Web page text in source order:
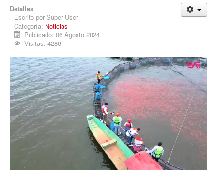
Detalles
Escrito por Super User
Categoría: Noticias
Publicado: 06 Agosto 2024
Visitas: 4286